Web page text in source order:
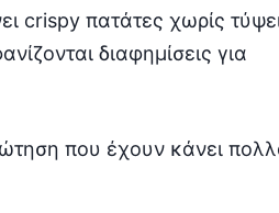
crispy πατάτες χωρίς
διαφημίσεις για
που έχουν κάνει